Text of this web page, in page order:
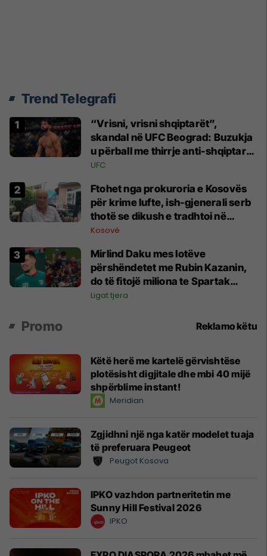
Trend Telegrafi
“Vrisni, vrisni shqiptarët”,
skandal në UFC Beograd: Buzukja
u përball me thirrje anti-shqiptare
nga tribunat
UFC
Ftohet nga prokuroria e Kosovës
për krime lufte, ish-gjenerali serb
thotë se dikush e tradhtoi në
Beograd
Kosovë
Mirlind Daku mes lotëve
përshëndetet me Rubin Kazanin,
do të fitojë miliona te Spartak
Moska
Ligat tjera
Promo Reklamo këtu
Këtë herë me kartelë gërvishtëse
plotësisht digjitale dhe mbi 40 mijë
shpërblime instant!
Meridian
Zgjidhni një nga katër modelet tuaja
të preferuara Peugeot
Peugot Kosova
IPKO vazhdon partneritetin me
Sunny Hill Festival 2026
IPKO